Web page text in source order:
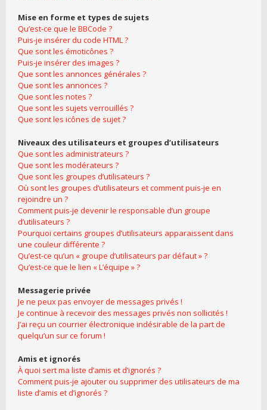
Mise en forme et types de sujets
Qu’est-ce que le BBCode ?
Puis-je insérer du code HTML ?
Que sont les émoticônes ?
Puis-je insérer des images ?
Que sont les annonces générales ?
Que sont les annonces ?
Que sont les notes ?
Que sont les sujets verrouillés ?
Que sont les icônes de sujet ?
Niveaux des utilisateurs et groupes d’utilisateurs
Que sont les administrateurs ?
Que sont les modérateurs ?
Que sont les groupes d’utilisateurs ?
Où sont les groupes d’utilisateurs et comment puis-je en
rejoindre un ?
Comment puis-je devenir le responsable d’un groupe
d’utilisateurs ?
Pourquoi certains groupes d’utilisateurs apparaissent dans
une couleur différente ?
Qu’est-ce qu’un « groupe d’utilisateurs par défaut » ?
Qu’est-ce que le lien « L’équipe » ?
Messagerie privée
Je ne peux pas envoyer de messages privés !
Je continue à recevoir des messages privés non sollicités !
J’ai reçu un courrier électronique indésirable de la part de
quelqu’un sur ce forum !
Amis et ignorés
À quoi sert ma liste d’amis et d’ignorés ?
Comment puis-je ajouter ou supprimer des utilisateurs de ma
liste d’amis et d’ignorés ?